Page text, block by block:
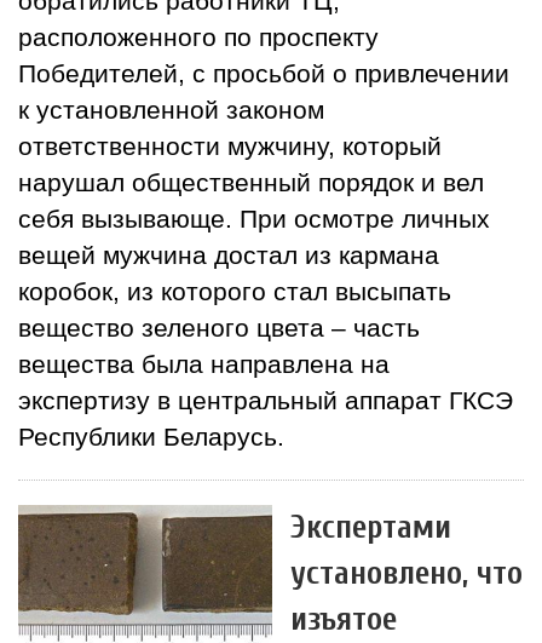
расположенного по проспекту
Победителей, с просьбой о привлечении
к установленной законом
ответственности мужчину, который
нарушал общественный порядок и вел
себя вызывающе. При осмотре личных
вещей мужчина достал из кармана
коробок, из которого стал высыпать
вещество зеленого цвета – часть
вещества была направлена на
экспертизу в центральный аппарат ГКСЭ
Республики Беларусь.
Экспертами
установлено, что
изъятое